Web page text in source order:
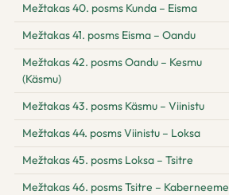
Mežtakas 40. posms Kunda – Eisma
Mežtakas 41. posms Eisma – Oandu
Mežtakas 42. posms Oandu – Kesmu
(Käsmu)
Mežtakas 43. posms Käsmu – Viinistu
Mežtakas 44. posms Viinistu – Loksa
Mežtakas 45. posms Loksa – Tsitre
Mežtakas 46. posms Tsitre – Kaberneeme